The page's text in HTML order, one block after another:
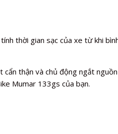
thời gian sạc của xe từ khi
thận và chủ động ngắt
Mumar 133gs của bạn.